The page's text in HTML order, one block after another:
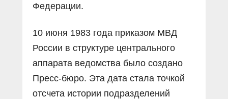
Федерации.
10 июня 1983 года приказом МВД
России в структуре центрального
аппарата ведомства было создано
Пресс-бюро. Эта дата стала точкой
отсчета истории подразделений